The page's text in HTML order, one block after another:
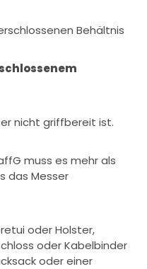
Behältnis
nicht griffbereit ist.
muss es mehr als
das Messer
oder Holster,
oder Kabelbinder
oder einer